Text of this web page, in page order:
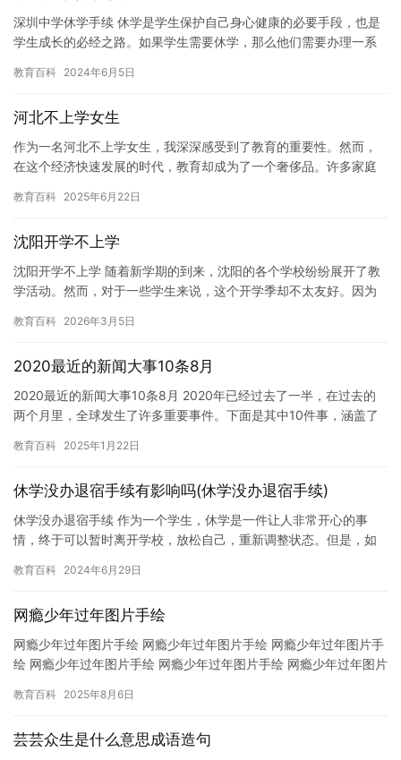
深圳中学休学手续 休学是学生保护自己身心健康的必要手段，也是
学生成长的必经之路。如果学生需要休学，那么他们需要办理一系
得到…
教育百科 2024年6月5日
河北不上学女生
作为一名河北不上学女生，我深深感受到了教育的重要性。然而，
在这个经济快速发展的时代，教育却成为了一个奢侈品。许多家庭
没有…
教育百科 2025年6月22日
沈阳开学不上学
沈阳开学不上学 随着新学期的到来，沈阳的各个学校纷纷展开了教
学活动。然而，对于一些学生来说，这个开学季却不太友好。因为
响。…
教育百科 2026年3月5日
2020最近的新闻大事10条8月
2020最近的新闻大事10条8月 2020年已经过去了一半，在过去的
两个月里，全球发生了许多重要事件。下面是其中10件事，涵盖了
教育百科 2025年1月22日
休学没办退宿手续有影响吗(休学没办退宿手续)
休学没办退宿手续 作为一个学生，休学是一件让人非常开心的事
情，终于可以暂时离开学校，放松自己，重新调整状态。但是，如
先，学…
教育百科 2024年6月29日
网瘾少年过年图片手绘
网瘾少年过年图片手绘 网瘾少年过年图片手绘 网瘾少年过年图片手
绘 网瘾少年过年图片手绘 网瘾少年过年图片手绘 网瘾少年过年图片
教育百科 2025年8月6日
芸芸众生是什么意思成语造句